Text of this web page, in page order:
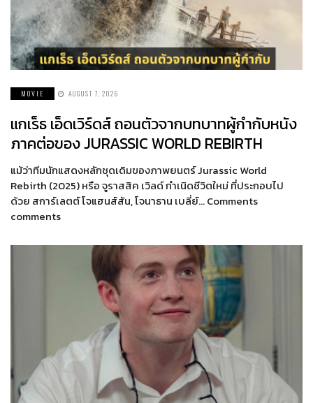
MOVIE AUGUST 7, 2026
แกเร็ธ เอ็ดเวิร์ดส์ ถอนตัวจากบทบาทผู้กำกับหนัง
ภาคต่อของ JURASSIC WORLD REBIRTH
แม้ว่าทีมนักแสดงหลักชุดเดิมของภาพยนตร์ Jurassic World
Rebirth (2025) หรือ จูราสสิค เวิลด์ กำเนิดชีวิตใหม่ ที่ประกอบไป
ด้วย สการ์เลตต์ โจแฮนส์สัน, โจนาธาน เบลี่ย์… Comments
comments